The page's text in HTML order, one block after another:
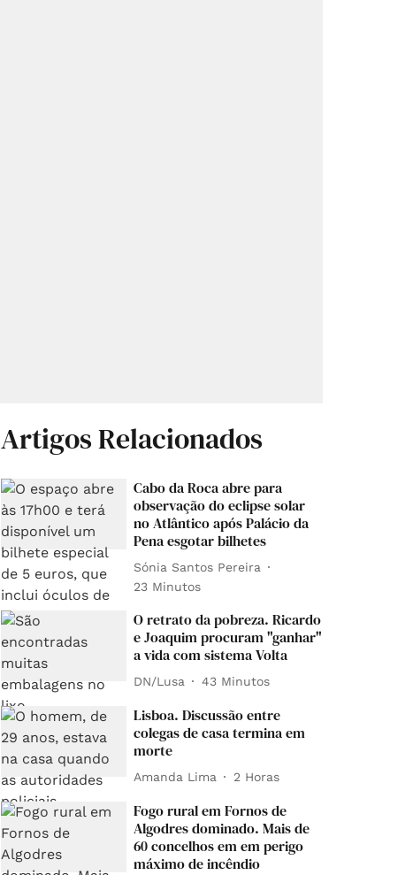
Artigos Relacionados
Cabo da Roca abre para
observação do eclipse solar
no Atlântico após Palácio da
Pena esgotar bilhetes
Sónia Santos Pereira
23 Minutos
O retrato da pobreza. Ricardo
e Joaquim procuram "ganhar"
a vida com sistema Volta
DN/Lusa 43 Minutos
Lisboa. Discussão entre
colegas de casa termina em
morte
Amanda Lima 2 Horas
Fogo rural em Fornos de
Algodres dominado. Mais de
60 concelhos em em perigo
máximo de incêndio